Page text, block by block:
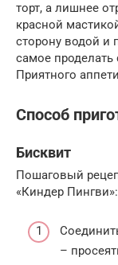
торт, а лишнее
красной
сторону водой и
самое
Приятного
Способ
Бисквит
Пошаговый
«Киндер Пингви»:
–